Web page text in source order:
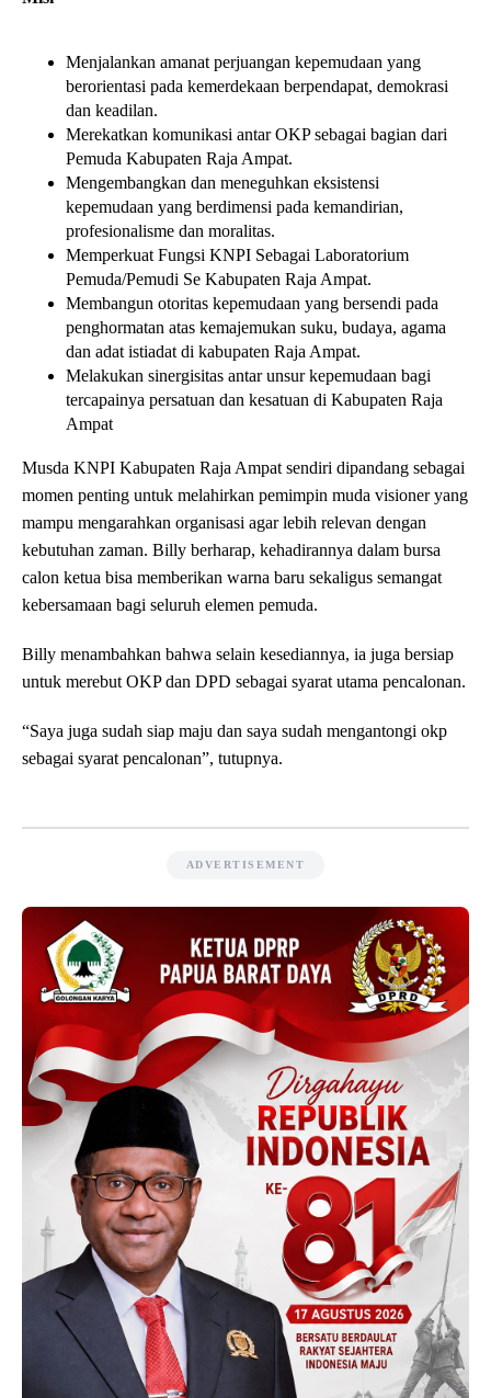
Menjalankan amanat perjuangan kepemudaan yang
berorientasi pada kemerdekaan berpendapat, demokrasi
dan keadilan.
Merekatkan komunikasi antar OKP sebagai bagian dari
Pemuda Kabupaten Raja Ampat.
Mengembangkan dan meneguhkan eksistensi
kepemudaan yang berdimensi pada kemandirian,
profesionalisme dan moralitas.
Memperkuat Fungsi KNPI Sebagai Laboratorium
Pemuda/Pemudi Se Kabupaten Raja Ampat.
Membangun otoritas kepemudaan yang bersendi pada
penghormatan atas kemajemukan suku, budaya, agama
dan adat istiadat di kabupaten Raja Ampat.
Melakukan sinergisitas antar unsur kepemudaan bagi
tercapainya persatuan dan kesatuan di Kabupaten Raja
Ampat
Musda KNPI Kabupaten Raja Ampat sendiri dipandang sebagai
momen penting untuk melahirkan pemimpin muda visioner yang
mampu mengarahkan organisasi agar lebih relevan dengan
kebutuhan zaman. Billy berharap, kehadirannya dalam bursa
calon ketua bisa memberikan warna baru sekaligus semangat
kebersamaan bagi seluruh elemen pemuda.
Billy menambahkan bahwa selain kesediannya, ia juga bersiap
untuk merebut OKP dan DPD sebagai syarat utama pencalonan.
“Saya juga sudah siap maju dan saya sudah mengantongi okp
sebagai syarat pencalonan”, tutupnya.
ADVERTISEMENT